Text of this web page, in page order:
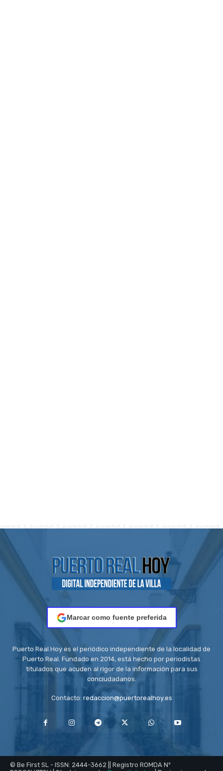
Marcar como fuente preferida
Puerto Real Hoy es el periódico independiente de la localidad de
Puerto Real. Fundado en 2014, está hecho por periodistas
titulados que acuden al rigor de la información para sus
conciudadanos.
Contacto: redaccion@puertorealhoy.es
© Be First SL - ISSN: 2444-3662 || Registro ROMDA Nº